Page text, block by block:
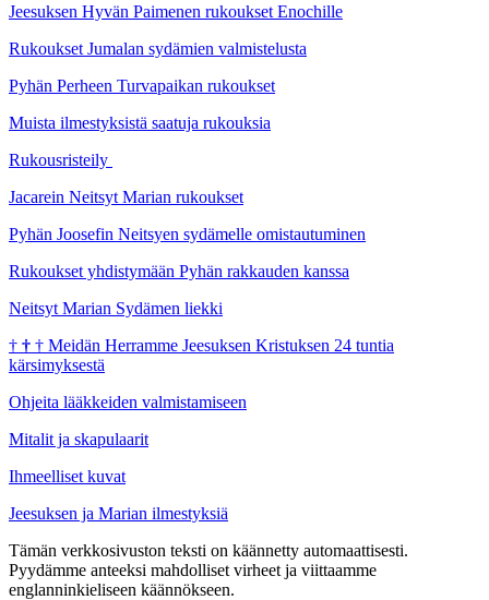
Jeesuksen Hyvän Paimenen rukoukset Enochille
Rukoukset Jumalan sydämien valmistelusta
Pyhän Perheen Turvapaikan rukoukset
Muista ilmestyksistä saatuja rukouksia
Rukousristeily
Jacarein Neitsyt Marian rukoukset
Pyhän Joosefin Neitsyen sydämelle omistautuminen
Rukoukset yhdistymään Pyhän rakkauden kanssa
Neitsyt Marian Sydämen liekki
† † † Meidän Herramme Jeesuksen Kristuksen 24 tuntia
kärsimyksestä
Ohjeita lääkkeiden valmistamiseen
Mitalit ja skapulaarit
Ihmeelliset kuvat
Jeesuksen ja Marian ilmestyksiä
Tämän verkkosivuston teksti on käännetty automaattisesti.
Pyydämme anteeksi mahdolliset virheet ja viittaamme
englanninkieliseen käännökseen.